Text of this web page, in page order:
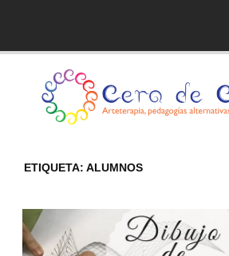
ETIQUETA:ALUMNOS